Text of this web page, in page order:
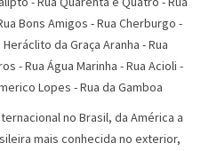
Bons Amigos -Rua Cherburgo -
da Graça Aranha -Rua
-Rua Água Marinha -Rua Acioli -
Lopes -Rua da Gamboa
no Brasil, da América a
mais conhecida no exterior,